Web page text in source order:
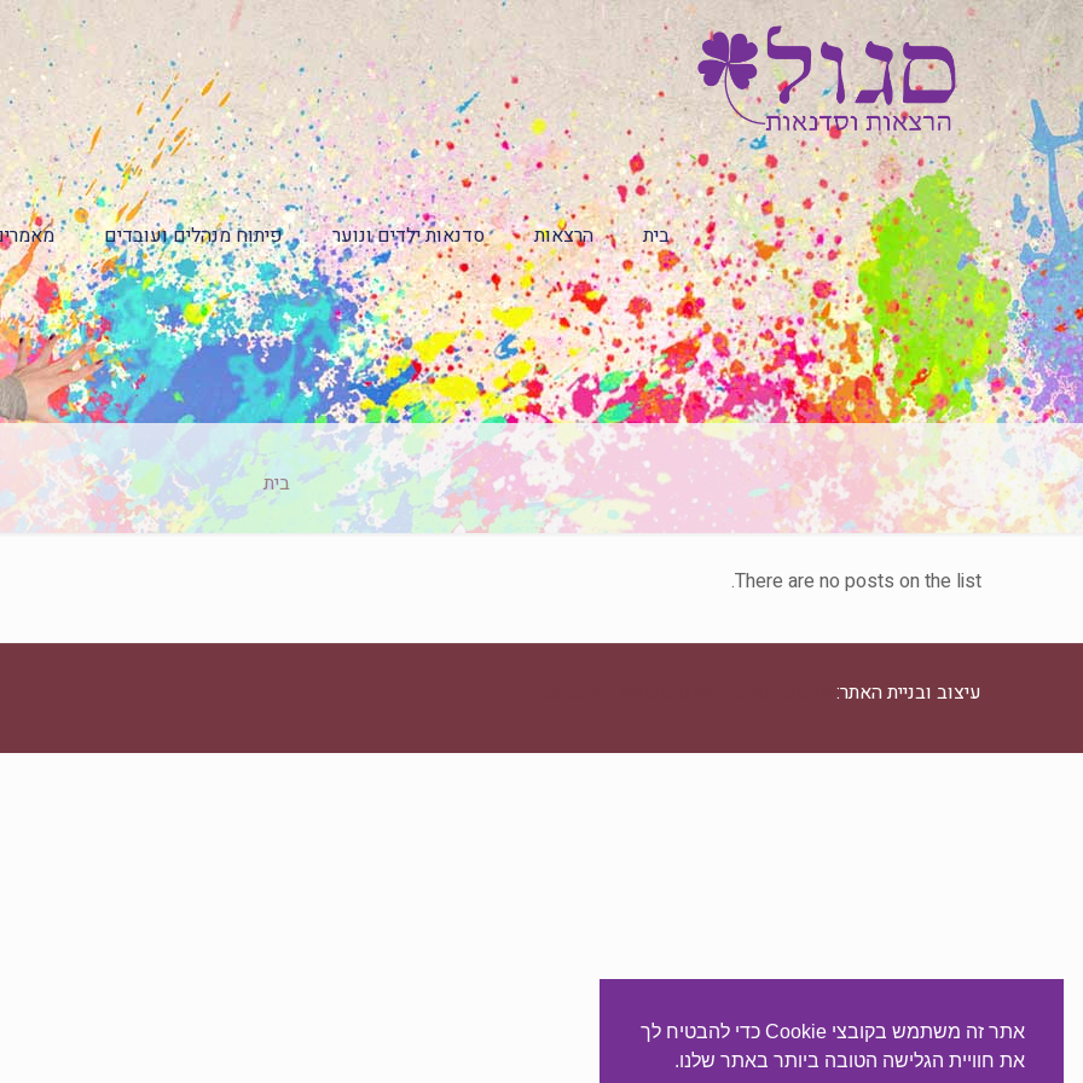
בית הרצאות סדנאות ילדים ונוער פיתוח מנהלים ועובדים
בית
There are no posts on the list.
עיצוב ובניית האתר:
אתר זה משתמש בקובצי Cookie כדי להבטיח לך
את חוויית הגלישה הטובה ביותר באתר שלנו.